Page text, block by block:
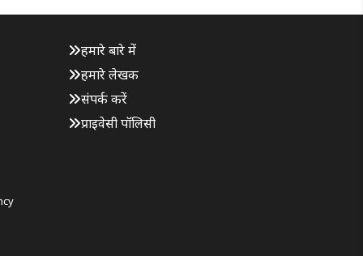
हमारे बारे में
हमारे लेखक
संपर्क करें
प्राइवेसी पॉलिसी